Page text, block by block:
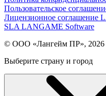
Пользовательское
Лицензионное соглашение
SLA LANGAME Software
© ООО «Лангейм ПР», 2026
Выберите страну и город